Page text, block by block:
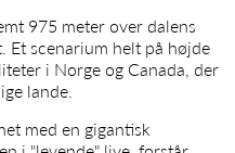
975 meter over dalens
Et scenarium helt på højde
i Norge og Canada, der
lande.
med en gigantisk